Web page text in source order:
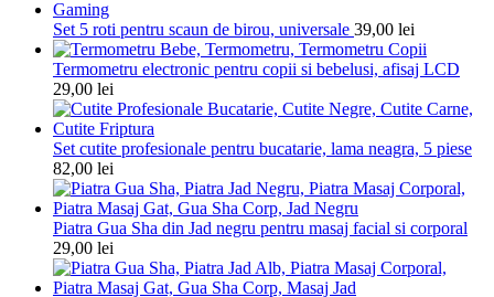
Set 5 roti pentru scaun de birou, universale 39,00 lei
Termometru electronic pentru copii si bebelusi, afisaj LCD
29,00 lei
Set cutite profesionale pentru bucatarie, lama neagra, 5 piese
82,00 lei
Piatra Gua Sha din Jad negru pentru masaj facial si corporal
29,00 lei